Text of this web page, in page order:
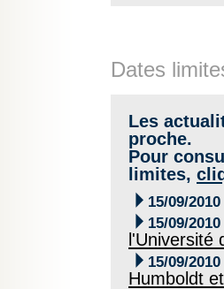
Dates
Les
proche.
Pour
limites,
 15/09/2010
 15/09/2010
l'Université
 15/09/2010
Humboldt